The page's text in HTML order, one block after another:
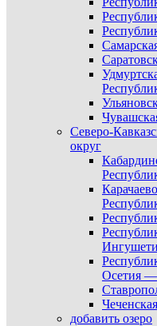
Северо-
округ
Осетия
добавить озеро